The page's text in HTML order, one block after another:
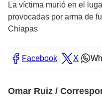
La víctima murió en el
provocadas por arma de
Chiapas
Facebook X
Omar Ruiz /